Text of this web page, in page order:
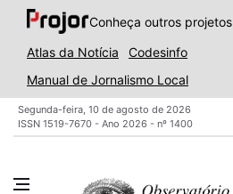
Conheça outros projetos
Atlas da Notícia
Codesinfo
Manual de Jornalismo Local
Segunda-feira, 10 de agosto de 2026
ISSN 1519-7670 - Ano 2026 - nº 1400